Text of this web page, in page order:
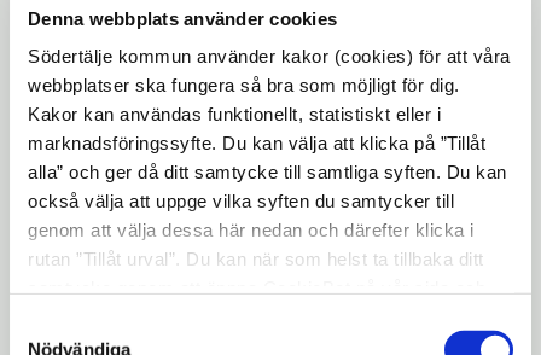
Denna webbplats använder cookies
Södertälje kommun använder kakor (cookies) för att våra
webbplatser ska fungera så bra som möjligt för dig.
Kakor kan användas funktionellt, statistiskt eller i
marknadsföringssyfte. Du kan välja att klicka på ”Tillåt
alla” och ger då ditt samtycke till samtliga syften. Du kan
också välja att uppge vilka syften du samtycker till
genom att välja dessa här nedan och därefter klicka i
rutan ”Tillåt urval”. Du kan när som helst ta tillbaka ditt
"Visa detaljer" kan du läsa om hur kakorna används och
Nödvändiga
– Det här är ett viktigt steg för att stärka
energiförsörjningen och skapa långsiktigt
hållbara förutsättningar för utvecklingen i
de tre kommunerna, säger Boel Godner (S),
kommunstyrelsens ordförande i Södertälje.
Utredningen omfattar
fjärrvärmeverksamheter inom Telge Nät,
Södertörns Fjärrvärme och Söderenergi.
Uppdraget är att ta fram ett samlat
beslutsunderlag för hur ett gemensamt